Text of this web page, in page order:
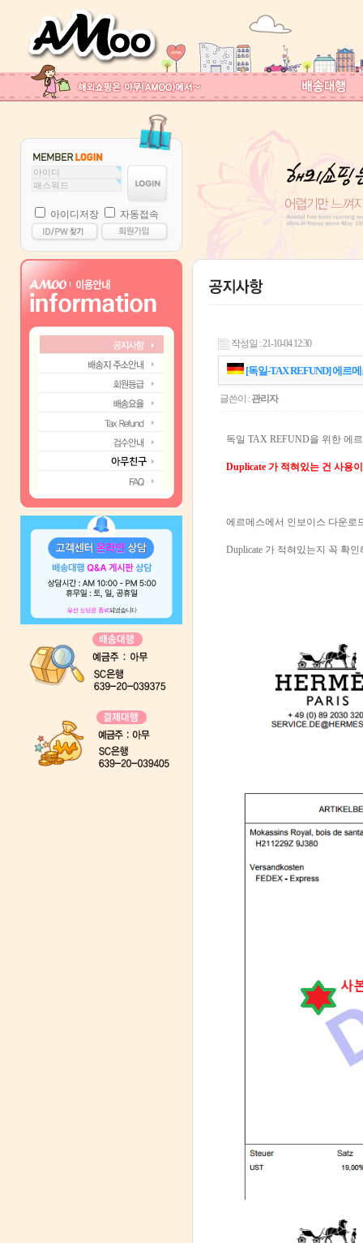
아이디저장 자동접속
작성일 : 21-10-04 12:30
[독일-TAX REFUND] 에르
글쓴이 : 관리자
독일 TAX REFUND을 위한 에
Duplicate 가 적혀있는 건 사용
에르메스에서 인보이스 다운로
Duplicate 가 적혀있는지 꼭 확